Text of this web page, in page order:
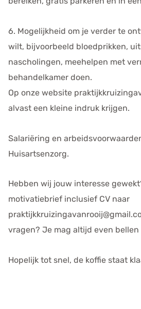
6. Mogelijkheid om je verder te
wilt, bijvoorbeeld bloedprikken,
nascholingen, meehelpen met
behandelkamer doen.
Op onze website
alvast een kleine indruk krijgen.
Salariëring en
Huisartsenzorg.
Hebben wij jouw interesse
motivatiebrief inclusief CV naar
vragen? Je mag altijd even
Hopelijk tot snel, de koffie staat